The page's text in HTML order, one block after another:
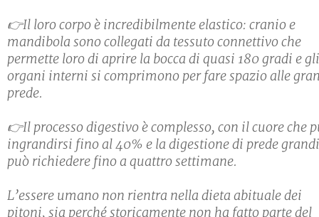
👉Il loro corpo è incredibilmente elastico: cranio e
mandibola sono collegati da tessuto connettivo che
permette loro di aprire la bocca di quasi 180 gradi e gli
organi interni si comprimono per fare spazio alle
prede.
👉Il processo digestivo è complesso, con il cuore che
ingrandirsi fino al 40% e la digestione di prede grandi
può richiedere fino a quattro settimane.
L’essere umano non rientra nella dieta abituale dei
pitoni, sia perché storicamente non ha fatto parte del